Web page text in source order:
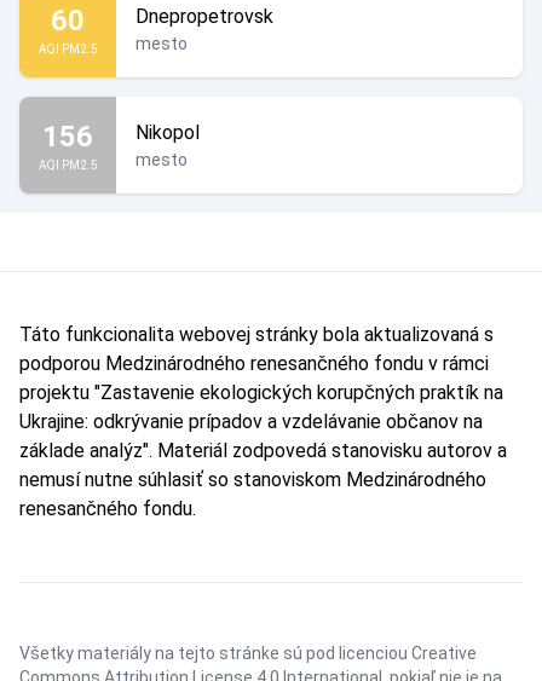
60
AQI PM2.5
Dnepropetrovsk
mesto
156
AQI PM2.5
Nikopol
mesto
Táto funkcionalita webovej stránky bola aktualizovaná s
podporou Medzinárodného renesančného fondu v rámci
projektu "Zastavenie ekologických korupčných praktík na
Ukrajine: odkrývanie prípadov a vzdelávanie občanov na
základe analýz". Materiál zodpovedá stanovisku autorov a
nemusí nutne súhlasiť so stanoviskom Medzinárodného
renesančného fondu.
Všetky materiály na tejto stránke sú pod licenciou Creative